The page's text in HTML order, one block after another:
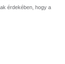
érdekében, hogy a